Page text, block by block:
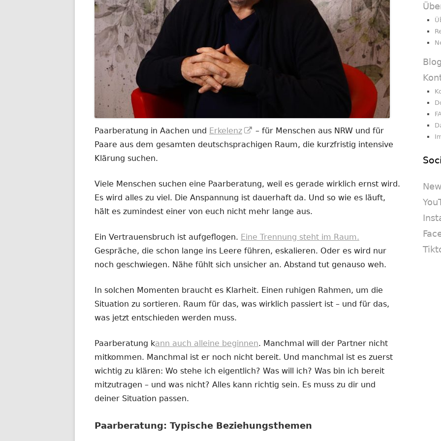
Paarberatung in Aachen und Erkelenz
In
neuem
– für Menschen aus NRW und für
Paare aus dem gesamten deutschsprachigen Raum, die kurzfristig intensive
Klärung suchen.
Viele Menschen suchen eine Paarberatung, weil es gerade wirklich ernst wird.
Es wird alles zu viel. Die Anspannung ist dauerhaft da. Und so wie es läuft,
hält es zumindest einer von euch nicht mehr lange aus.
Ein Vertrauensbruch ist aufgeflogen. Eine Trennung steht im Raum.
Gespräche, die schon lange ins Leere führen, eskalieren. Oder es wird nur
noch geschwiegen. Nähe fühlt sich unsicher an. Abstand tut genauso weh.
In solchen Momenten braucht es Klarheit. Einen ruhigen Rahmen, um die
Situation zu sortieren. Raum für das, was wirklich passiert ist – und für das,
was jetzt entschieden werden muss.
Paarberatung kann auch alleine beginnen. Manchmal will der Partner nicht
mitkommen. Manchmal ist er noch nicht bereit. Und manchmal ist es zuerst
wichtig zu klären: Wo stehe ich eigentlich? Was will ich? Was bin ich bereit
mitzutragen – und was nicht? Alles kann richtig sein. Es muss zu dir und
deiner Situation passen.
Paarberatung: Typische Beziehungsthemen
Blog